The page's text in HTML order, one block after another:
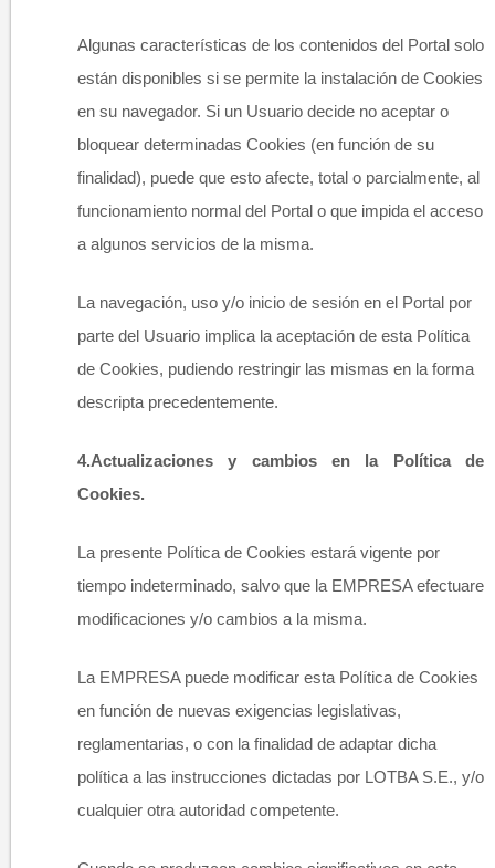
Algunas características de los contenidos del Portal solo
están disponibles si se permite la instalación de Cookies
en su navegador. Si un Usuario decide no aceptar o
bloquear determinadas Cookies (en función de su
finalidad), puede que esto afecte, total o parcialmente, al
funcionamiento normal del Portal o que impida el acceso
a algunos servicios de la misma.
La navegación, uso y/o inicio de sesión en el Portal por
parte del Usuario implica la aceptación de esta Política
de Cookies, pudiendo restringir las mismas en la forma
descripta precedentemente. ​
4.Actualizaciones y cambios en la Política de
Cookies.
La presente Política de Cookies estará vigente por
tiempo indeterminado, salvo que la EMPRESA efectuare
modificaciones y/o cambios a la misma.
La EMPRESA puede modificar esta Política de Cookies
en función de nuevas exigencias legislativas,
reglamentarias, o con la finalidad de adaptar dicha
política a las instrucciones dictadas por LOTBA S.E., y/o
cualquier otra autoridad competente.